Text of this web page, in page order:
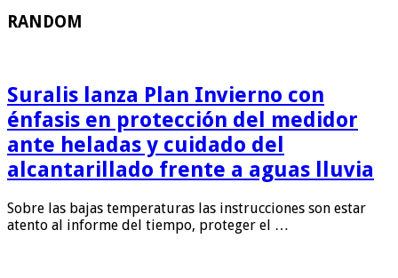
RANDOM
Suralis lanza Plan Invierno con
énfasis en protección del medidor
ante heladas y cuidado del
alcantarillado frente a aguas lluvia
Sobre las bajas temperaturas las instrucciones son estar
atento al informe del tiempo, proteger el …